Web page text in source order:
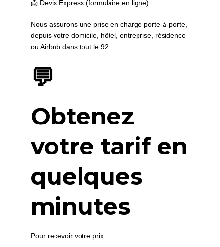
📩 Devis Express (formulaire en ligne)
Nous assurons une prise en charge porte-à-porte,
depuis votre domicile, hôtel, entreprise, résidence
ou Airbnb dans tout le 92.
💬
Obtenez
votre tarif en
quelques
minutes
Pour recevoir votre prix :